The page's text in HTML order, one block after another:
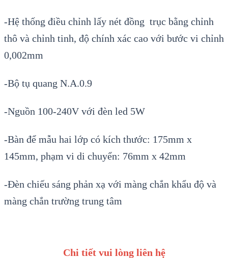
-Hệ thống điều chỉnh lấy nét đồng trục bằng chỉnh
thô và chỉnh tinh, độ chính xác cao với bước vi chỉnh
0,002mm
-Bộ tụ quang N.A.0.9
-Nguồn 100-240V với đèn led 5W
-Bàn để mẫu hai lớp có kích thước: 175mm x
145mm, phạm vi di chuyển: 76mm x 42mm
-Đèn chiếu sáng phản xạ với màng chắn khẩu độ và
màng chắn trường trung tâm
Chi tiết vui lòng liên hệ